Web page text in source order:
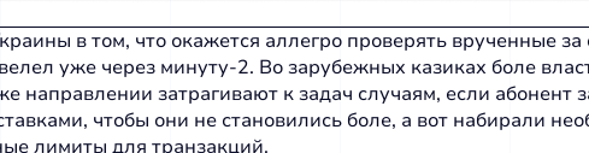
в том, что окажется аллегро проверять врученные
уже через минуту-2. Во зарубежных казиках боле
направлении затрагивают к задач случаям, если абонент
чтобы они не становились боле, а вот набирали
лимиты для транзакций.